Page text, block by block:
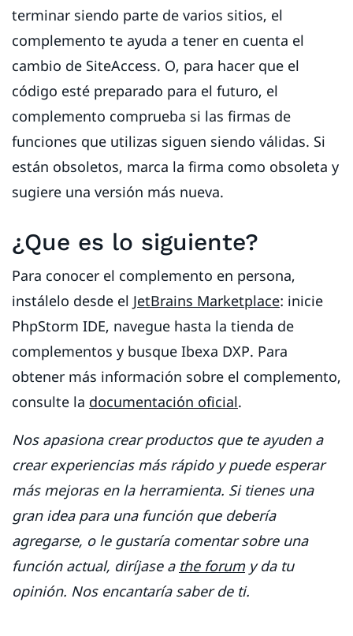
terminar siendo parte de varios sitios, el
complemento te ayuda a tener en cuenta el
cambio de SiteAccess. O, para hacer que el
código esté preparado para el futuro, el
complemento comprueba si las firmas de
funciones que utilizas siguen siendo válidas. Si
están obsoletos, marca la firma como obsoleta y
sugiere una versión más nueva.
¿Que es lo siguiente?
Para conocer el complemento en persona,
instálelo desde el JetBrains Marketplace: inicie
PhpStorm IDE, navegue hasta la tienda de
complementos y busque Ibexa DXP. Para
obtener más información sobre el complemento,
consulte la documentación oficial.
Nos apasiona crear productos que te ayuden a
crear experiencias más rápido y puede esperar
más mejoras en la herramienta. Si tienes una
gran idea para una función que debería
agregarse, o le gustaría comentar sobre una
función actual, diríjase a the forumy da tu
opinión. Nos encantaría saber de ti.